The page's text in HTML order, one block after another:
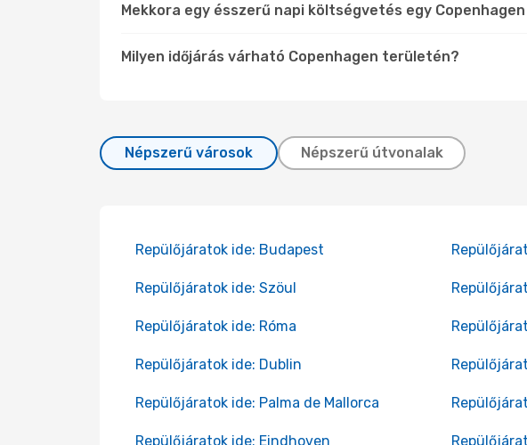
Mekkora egy ésszerű napi költségvetés egy
Milyen időjárás várható Copenhagen területén?
Népszerű városok Népszerű útvonalak
Repülőjáratok ide: Budapest
Repülőjáratok ide: Szöul
Repülőjáratok ide: Róma
Repülőjáratok ide: Dublin
Repülőjáratok ide: Palma de Mallorca
Repülőjáratok ide: Eindhoven